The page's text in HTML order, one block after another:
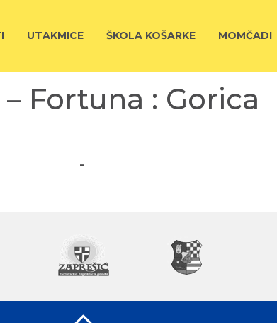
UTAKMICE ŠKOLA KOŠARKE MOMČADI
Fortuna : Gorica
-